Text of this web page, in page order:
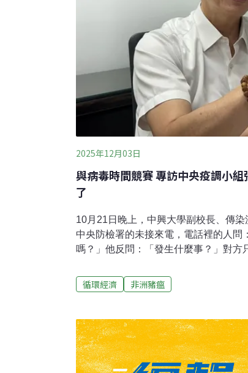
2025年12月03日
與病毒時間競賽 專訪中央疫調小
了
10月21日晚上，中興大學副校長、傳
中央防檢署的未接來電，電話裡的人問
嗎？」他反問：「發生什麼事？」對方
與病毒競賽的防疫15天。張照勤臨危受
小組成員，用兩天時間，找出上下游關
部規劃於2027年起全面禁止所有廚餘
《環境資訊中心》專訪時明言，後續
及證據，才能向世界動物衛生組織（
言，這次事件讓他理解防疫成本太高，
循環經濟 非洲豬瘟